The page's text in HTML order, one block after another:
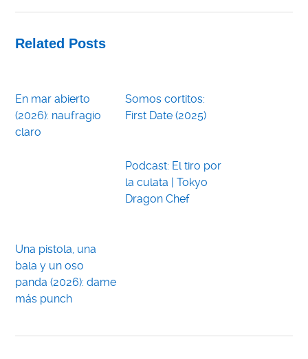
Related Posts
En mar abierto
(2026): naufragio
claro
Somos cortitos:
First Date (2025)
Podcast: El tiro por
la culata | Tokyo
Dragon Chef
Una pistola, una
bala y un oso
panda (2026): dame
más punch